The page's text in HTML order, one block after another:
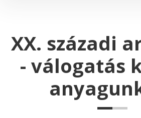
XX. századi
- válogatás